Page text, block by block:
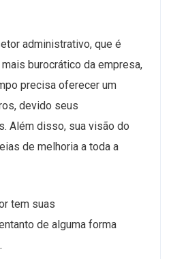
administrativo, que é
burocrático da empresa,
precisa oferecer um
devido seus
Além disso, sua visão do
de melhoria a toda a
tem suas
de alguma forma